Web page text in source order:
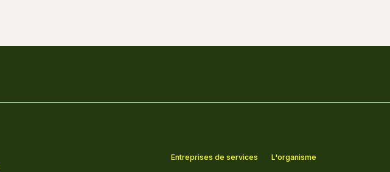
Entreprises de services
L'organisme